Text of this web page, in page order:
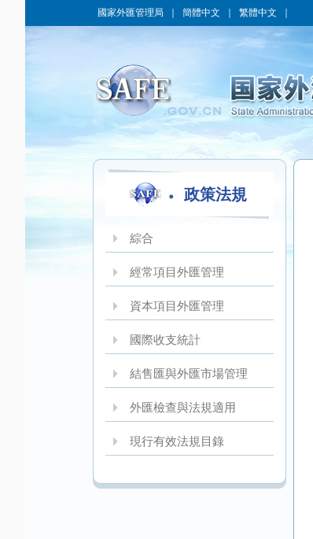
國家外匯管理局 簡體中文 繁體中文
政策法規
綜合
經常項目外匯管理
資本項目外匯管理
國際收支統計
結售匯與外匯市場管理
外匯檢查與法規適用
現行有效法規目錄